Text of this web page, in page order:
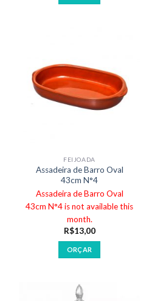
FEIJOADA
Assadeira de Barro Oval
43cm N°4
Assadeira de Barro Oval
43cm N°4 is not available this
month.
R$13,00
ORÇAR